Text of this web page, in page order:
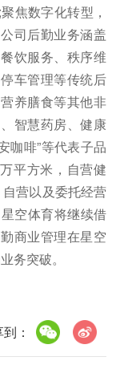
焦数字化转型，
司后勤业务涵盖
饮服务、秩序维
车管理等传统后
养膳食等其他非
智慧药房、健康
咖啡”等代表子品
平方米，自营健
营以及委托经营
空体育将继续借
商业管理在星空
务突破。
：